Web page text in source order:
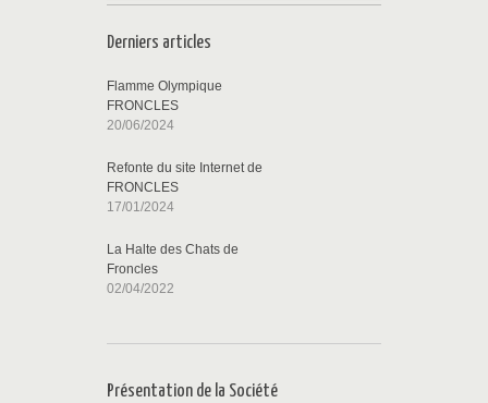
Derniers articles
Flamme Olympique
FRONCLES
20/06/2024
Refonte du site Internet de
FRONCLES
17/01/2024
La Halte des Chats de
Froncles
02/04/2022
Présentation de la Société